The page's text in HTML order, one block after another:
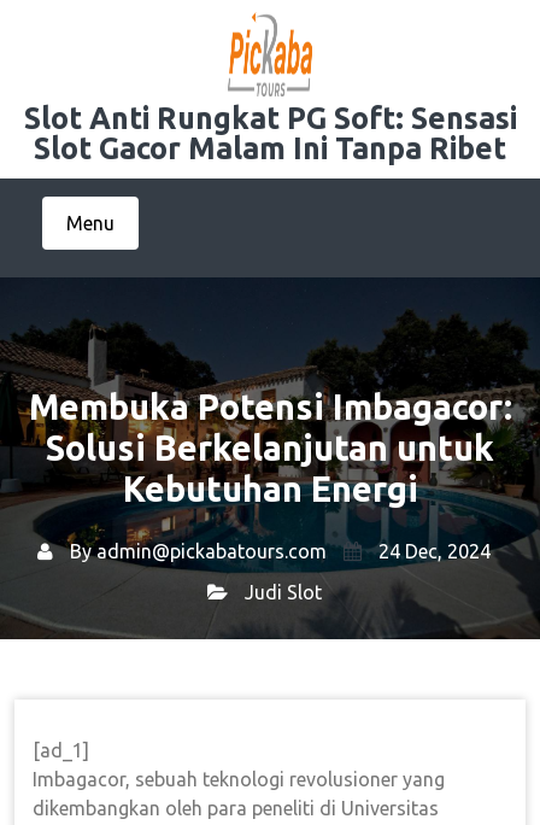
Slot Anti Rungkat PG Soft: Sensasi
Slot Gacor Malam Ini Tanpa Ribet
Menu
Membuka Potensi Imbagacor:
Solusi Berkelanjutan untuk
Kebutuhan Energi
Byadmin@pickabatours.com
24 Dec, 2024
Judi Slot
[ad_1]
Imbagacor, sebuah teknologi revolusioner yang
dikembangkan oleh para peneliti di Universitas